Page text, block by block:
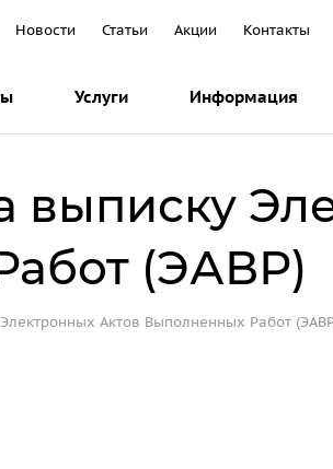
Новости Статьи Акции Контакты
Услуги Информация
(ЭАВР)
Актов Выполненных Работ